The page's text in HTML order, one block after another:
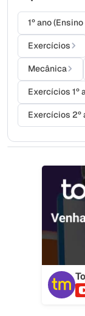
1º ano
Exercícios
Mecânica
Exercícios 1º
Exercícios 2º